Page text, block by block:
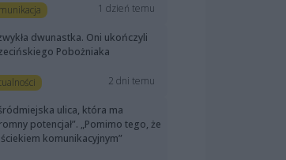
1 dzień temu
dwunastka. Oni ukończyli
Pobożniaka
2 dni temu
ulica, która ma
potencjał”. „Pomimo tego, że
komunikacyjnym”